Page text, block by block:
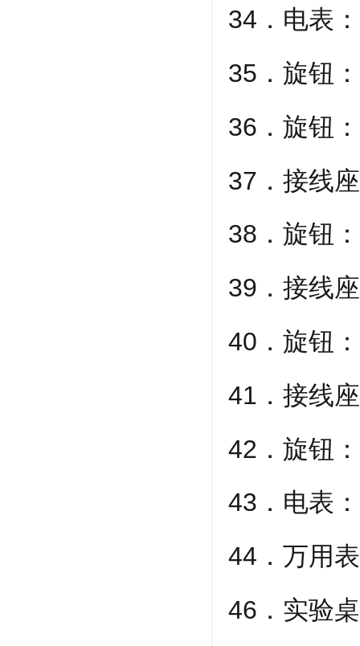
34．电表
35．旋钮
36．旋钮
37．接线
38．旋钮
39．接线
40．旋钮
41．接线
42．旋钮
43．电表
44．万用
46．实验